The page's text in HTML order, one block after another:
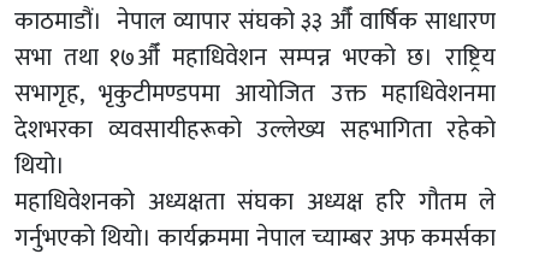
काठमाडौं। नेपाल व्यापार संघको ३३ औँ वार्षिक साधारण
सभा तथा १७औँ महाधिवेशन सम्पन्न भएको छ। राष्ट्रिय
सभागृह, भृकुटीमण्डपमा आयोजित उक्त महाधिवेशनमा
देशभरका व्यवसायीहरूको उल्लेख्य सहभागिता रहेको
थियो।
महाधिवेशनको अध्यक्षता संघका अध्यक्ष हरि गौतम ले
गर्नुभएको थियो। कार्यक्रममा नेपाल च्याम्बर अफ कमर्सका